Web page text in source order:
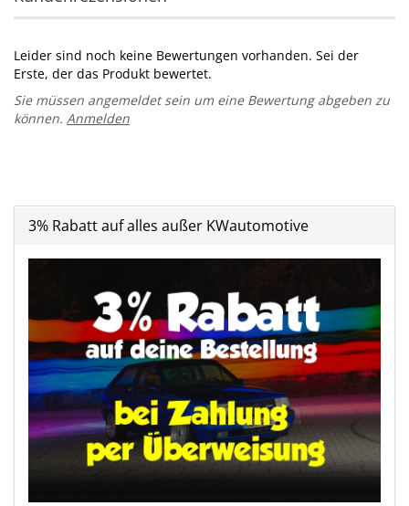
Leider sind noch keine Bewertungen vorhanden. Sei der
Erste, der das Produkt bewertet.
Sie müssen angemeldet sein um eine Bewertung abgeben zu
können. Anmelden
3% Rabatt auf alles außer KWautomotive